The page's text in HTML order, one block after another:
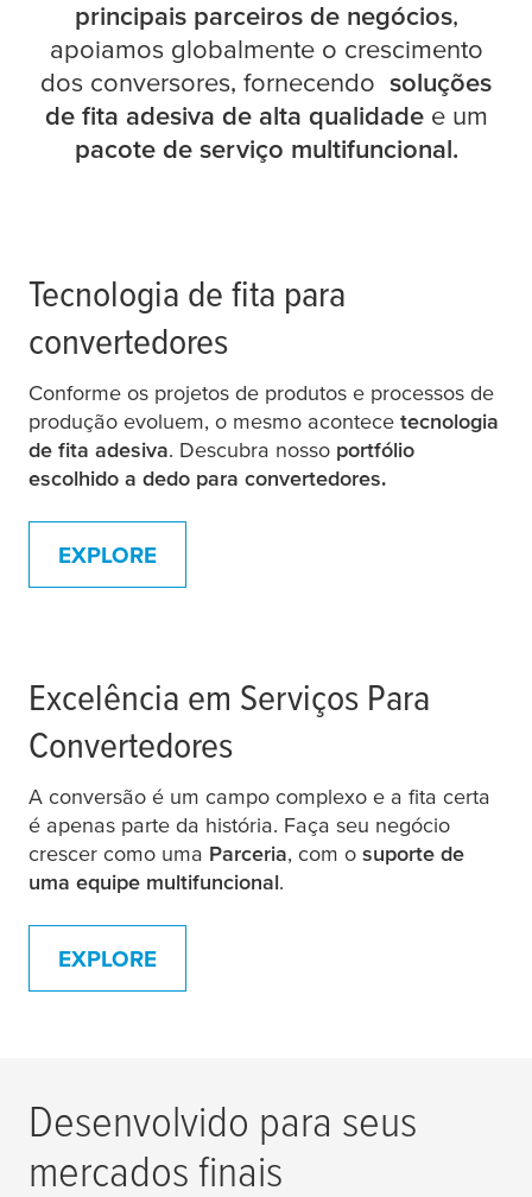
principais parceiros de negócios,
apoiamos globalmente o crescimento
dos conversores, fornecendo soluções
de fita adesiva de alta qualidadee um
pacote de serviço multifuncional.
Tecnologia de fita para
convertedores
Conforme os projetos de produtos e processos de
produção evoluem, o mesmo acontece tecnologia
de fita adesiva. Descubra nosso portfólio
escolhido a dedo para convertedores.
EXPLORE
Excelência em Serviços Para
Convertedores
A conversão é um campo complexo e a fita certa
é apenas parte da história. Faça seu negócio
crescer como uma Parceria, com o suporte de
uma equipe multifuncional.
EXPLORE
Desenvolvido para seus
mercados finais